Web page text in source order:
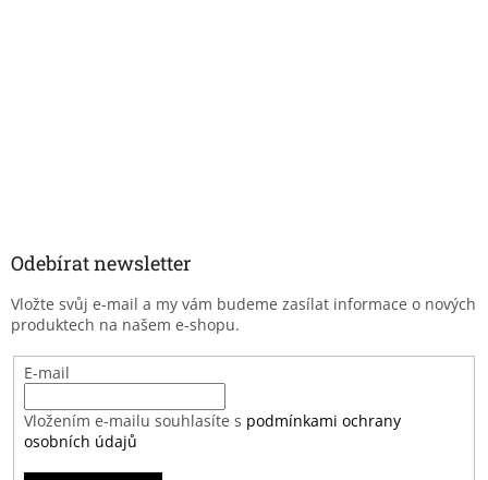
Odebírat newsletter
Vložte svůj e-mail a my vám budeme zasílat informace o nových
produktech na našem e-shopu.
E-mail
Vložením e-mailu souhlasíte s podmínkami ochrany
osobních údajů